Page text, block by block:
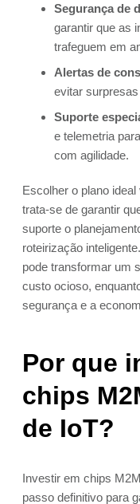
Segurança de
garantir que as
trafeguem em
Alertas de
evitar
Suporte
e telemetria
com agilidade.
Escolher o plano
trata-se de garantir
suporte o
roteirização
pode transformar um
custo ocioso,
segurança e a
Por que
chips
de IoT?
Investir em chips
passo definitivo para